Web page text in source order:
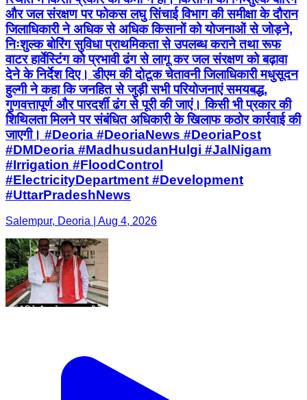
और जल संरक्षण पर फोकस लघु सिंचाई विभाग की समीक्षा के दौरान
जिलाधिकारी ने अधिक से अधिक किसानों को योजनाओं से जोड़ने,
निःशुल्क बोरिंग सुविधा प्राथमिकता से उपलब्ध कराने तथा रूफ
वाटर हार्वेस्टिंग को प्रभावी ढंग से लागू कर जल संरक्षण को बढ़ावा
देने के निर्देश दिए। डीएम की दोटूक चेतावनी जिलाधिकारी मधुसूदन
हुल्गी ने कहा कि जनहित से जुड़ी सभी परियोजनाएं समयबद्ध,
गुणवत्तापूर्ण और पारदर्शी ढंग से पूरी की जाएं। किसी भी प्रकार की
शिथिलता मिलने पर संबंधित अधिकारी के खिलाफ कठोर कार्रवाई की
जाएगी। #Deoria #DeoriaNews #DeoriaPost
#DMDeoria #MadhusudanHulgi #JalNigam
#Irrigation #FloodControl
#ElectricityDepartment #Development
#UttarPradeshNews
Salempur, Deoria | Aug 4, 2026